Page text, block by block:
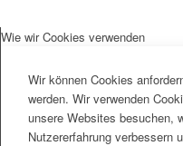
Wie wir Cookies verwenden
Wir können Cookies
werden. Wir verwenden
unsere Websites besuchen,
Nutzererfahrung verbessern